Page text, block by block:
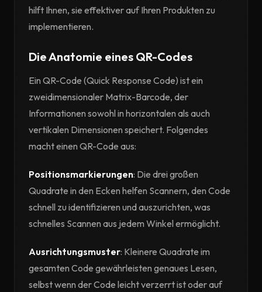
hilft Ihnen, sie effektiver auf Ihren Produkten zu
implementieren.
Die Anatomie eines QR-Codes
Ein QR-Code (Quick Response Code) ist ein
zweidimensionaler Matrix-Barcode, der
Informationen sowohl in horizontalen als auch
vertikalen Dimensionen speichert. Folgendes
macht einen QR-Code aus:
Positionsmarkierungen: Die drei großen
Quadrate in den Ecken helfen Scannern, den Code
schnell zu identifizieren und auszurichten, was
schnelles Scannen aus jedem Winkel ermöglicht.
Ausrichtungsmuster: Kleinere Quadrate im
gesamten Code gewährleisten genaues Lesen,
selbst wenn der Code leicht verzerrt ist oder auf